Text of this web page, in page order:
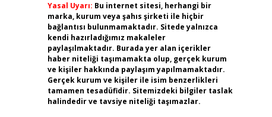
Yasal Uyarı: Bu internet sitesi, herhangi bir
marka, kurum veya şahıs şirketi ile hiçbir
bağlantısı bulunmamaktadır. Sitede yalnızca
kendi hazırladığımız makaleler
paylaşılmaktadır. Burada yer alan içerikler
haber niteliği taşımamakta olup, gerçek kurum
ve kişiler hakkında paylaşım yapılmamaktadır.
Gerçek kurum ve kişiler ile isim benzerlikleri
tamamen tesadüfidir. Sitemizdeki bilgiler taslak
halindedir ve tavsiye niteliği taşımazlar.